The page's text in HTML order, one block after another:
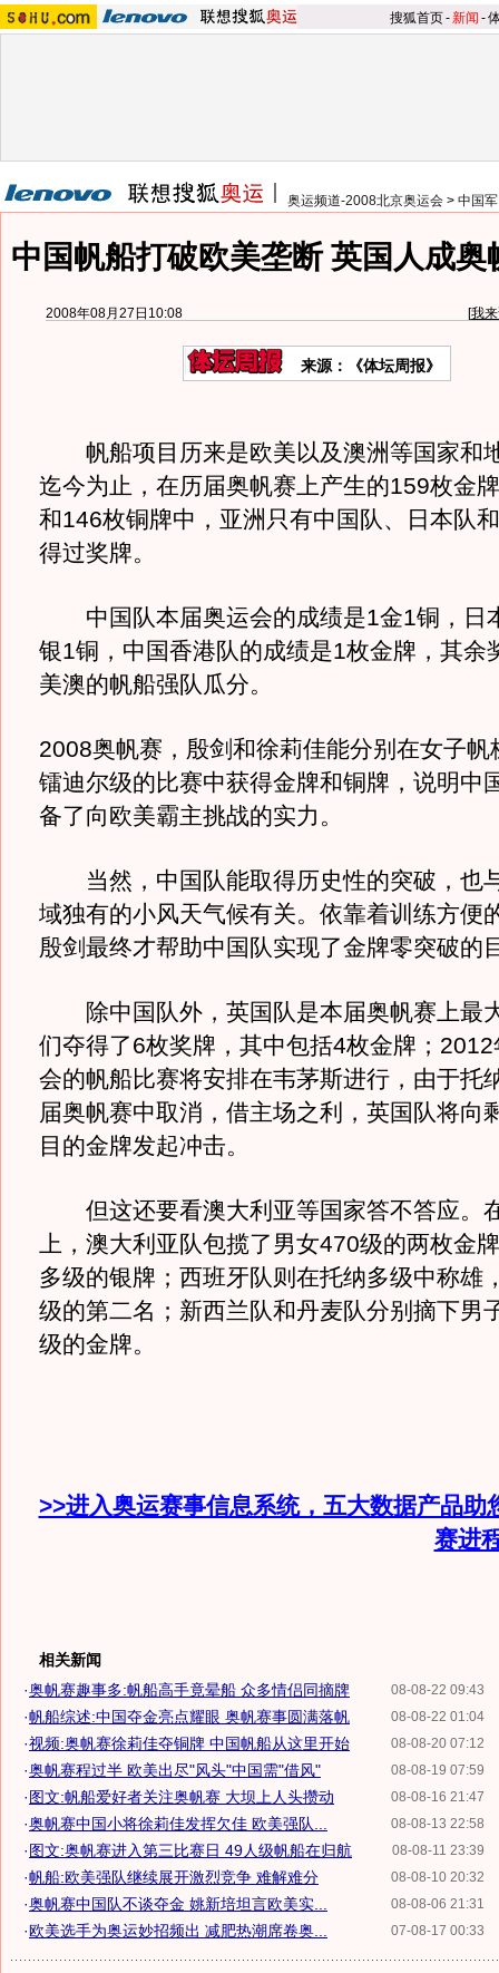
搜狐首页-新闻 -
奥运频道-2008北京奥运会 > 中国
中国帆船打破欧美垄断 英国人成奥
2008年08月27日10:08 [我
来源：《体坛周报》
帆船项目历来是欧美以及澳洲等国家和
迄今为止，在历届奥帆赛上产生的159枚金
和146枚铜牌中，亚洲只有中国队、日本队
得过奖牌。
中国队本届奥运会的成绩是1金1铜，日
银1铜，中国香港队的成绩是1枚金牌，其余
美澳的帆船强队瓜分。
2008奥帆赛，殷剑和徐莉佳能分别在女子帆
镭迪尔级的比赛中获得金牌和铜牌，说明中
备了向欧美霸主挑战的实力。
当然，中国队能取得历史性的突破，也
域独有的小风天气候有关。依靠着训练方便
殷剑最终才帮助中国队实现了金牌零突破的
除中国队外，英国队是本届奥帆赛上最
们夺得了6枚奖牌，其中包括4枚金牌；
会的帆船比赛将安排在韦茅斯进行，由于托
届奥帆赛中取消，借主场之利，英国队将向
目的金牌发起冲击。
但这还要看澳大利亚等国家答不答应。
上，澳大利亚队包揽了男女470级的两枚金
多级的银牌；西班牙队则在托纳多级中称雄
级的第二名；新西兰队和丹麦队分别摘下男
级的金牌。
>>进入奥运赛事信息系统，五大数据产品助
赛进
相关新闻
08-08-22 09:43
·奥帆赛趣事多:帆船高手竟晕船 众多情侣同摘牌
08-08-22 01:04
·帆船综述:中国夺金亮点耀眼 奥帆赛事圆满落帆
08-08-20 07:12
·视频:奥帆赛徐莉佳夺铜牌 中国帆船从这里开始
08-08-19 07:59
·奥帆赛程过半 欧美出尽"风头"中国需"借风"
08-08-16 21:47
·图文:帆船爱好者关注奥帆赛 大坝上人头攒动
08-08-13 22:58
·奥帆赛中国小将徐莉佳发挥欠佳 欧美强队...
08-08-11 23:39
·图文:奥帆赛进入第三比赛日 49人级帆船在归航
08-08-10 20:32
·帆船:欧美强队继续展开激烈竞争 难解难分
08-08-06 21:31
·奥帆赛中国队不谈夺金 姚新培坦言欧美实...
07-08-17 00:33
·欧美选手为奥运妙招频出 减肥热潮席卷奥...